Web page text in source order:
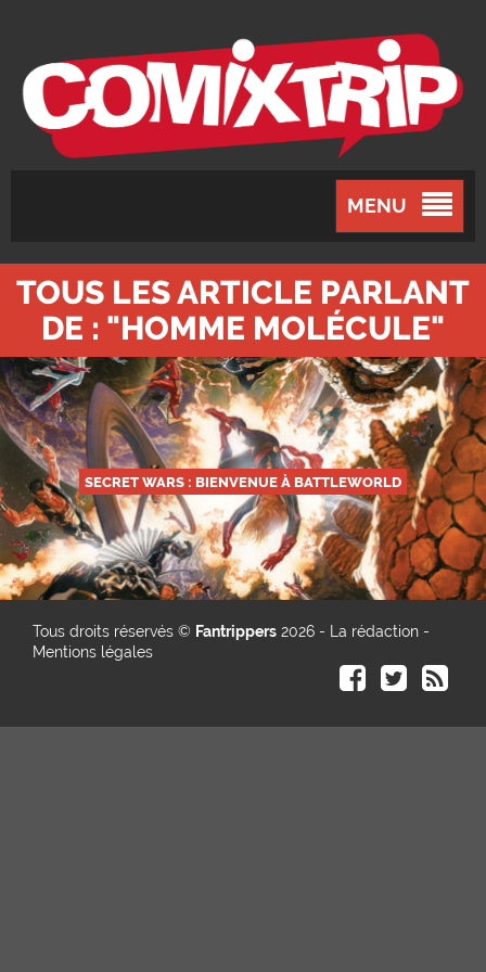
MENU
TOUS LES ARTICLE PARLANT
DE : "HOMME MOLÉCULE"
SECRET WARS : BIENVENUE À BATTLEWORLD
Tous droits réservés © Fantrippers 2026 - La rédaction -
Mentions légales